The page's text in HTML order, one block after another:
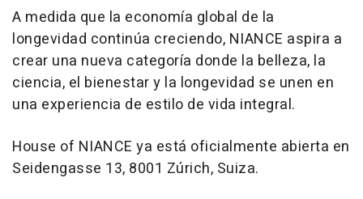
A medida que la economía global de la
longevidad continúa creciendo, NIANCE aspira a
crear una nueva categoría donde la belleza, la
ciencia, el bienestar y la longevidad se unen en
una experiencia de estilo de vida integral.
House of NIANCE ya está oficialmente abierta en
Seidengasse 13, 8001 Zúrich, Suiza.